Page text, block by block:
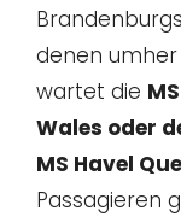
denen
wartet die
Wales oder
MS Havel
Passagieren